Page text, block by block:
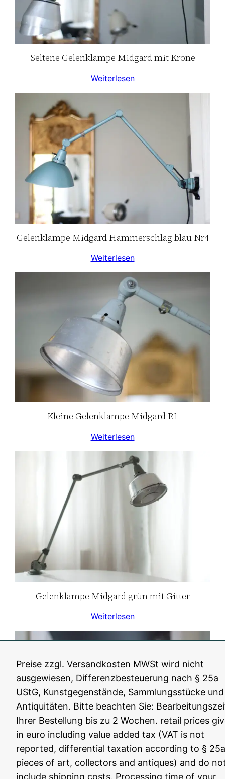
Preise zzgl. Versandkosten MWSt wird nicht
ausgewiesen, Differenzbesteuerung nach § 25a
UStG, Kunstgegenstände, Sammlungsstücke und
Antiquitäten. Bitte beachten Sie:
Ihrer Bestellung bis zu 2 Wochen. retail prices
in euro including value added tax (VAT is not
reported, differential taxation according to §
pieces of art, collectors and antiques) and do
include shipping costs. Processing time of your
Seltene Gelenklampe Midgard mit Krone
Weiterlesen
Gelenklampe Midgard Hammerschlag blau Nr4
Weiterlesen
Kleine Gelenklampe Midgard R1
Weiterlesen
Gelenklampe Midgard grün mit Gitter
Weiterlesen
Gelenklampe Kahla / Midgard schwarz